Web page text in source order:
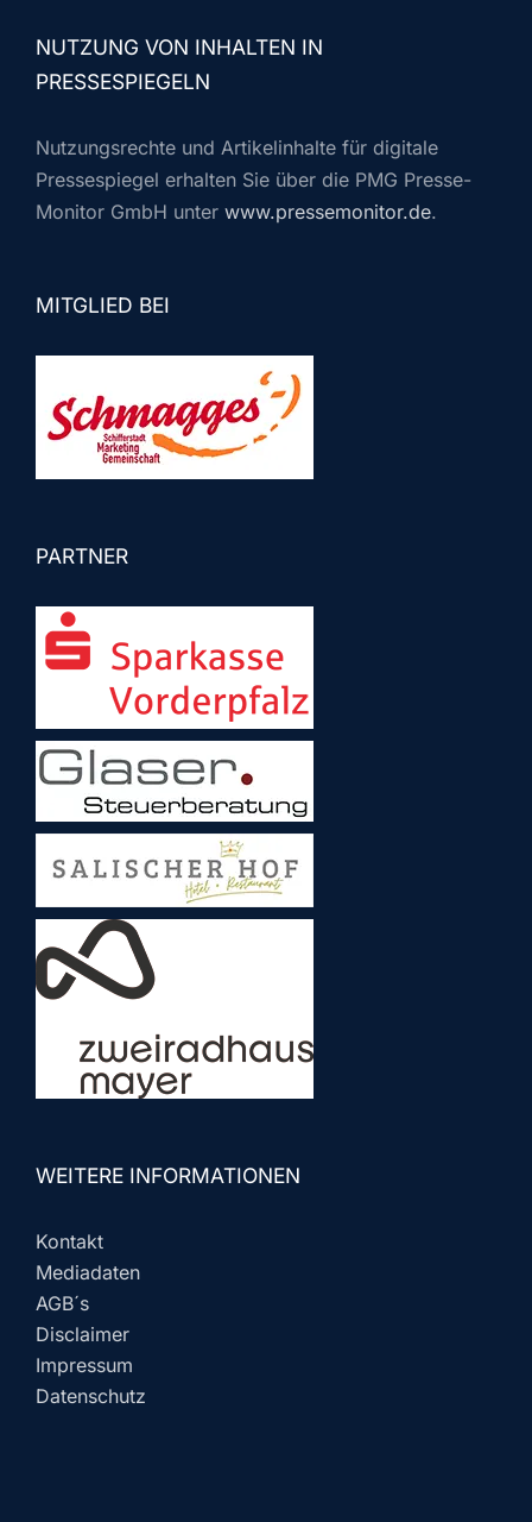
NUTZUNG VON INHALTEN IN
PRESSESPIEGELN
Nutzungsrechte und Artikelinhalte für digitale
Pressespiegel erhalten Sie über die PMG Presse-
Monitor GmbH unter www.pressemonitor.de.
MITGLIED BEI
PARTNER
WEITERE INFORMATIONEN
Kontakt
Mediadaten
AGB´s
Disclaimer
Impressum
Datenschutz